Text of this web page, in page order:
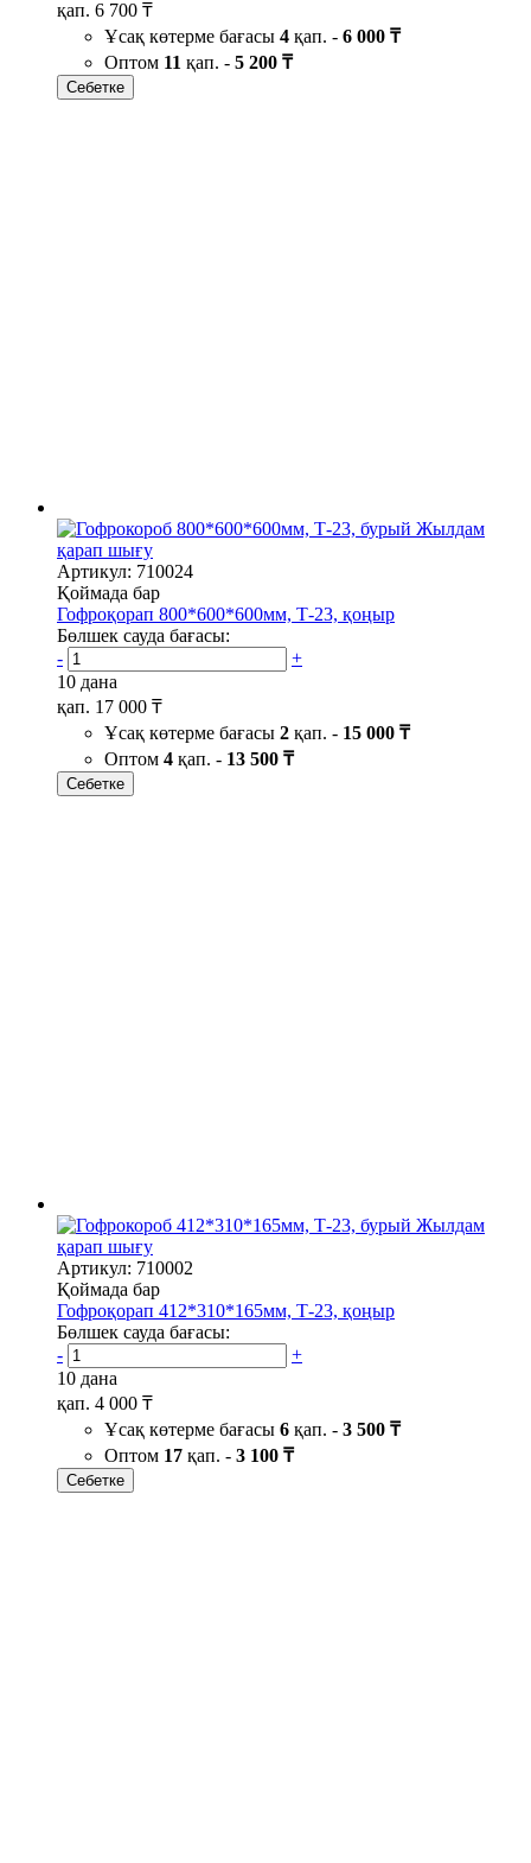
қап. 6 700 ₸
Ұсақ көтерме бағасы 4 қап. - 6 000 ₸
Оптом 11 қап. - 5 200 ₸
Себетке
Жылдам
қарап шығу
Артикул: 710024
Қоймада бар
Гофроқорап 800*600*600мм, Т-23, қоңыр
Бөлшек сауда бағасы:
-
+
10 дана
қап. 17 000 ₸
Ұсақ көтерме бағасы 2 қап. - 15 000 ₸
Оптом 4 қап. - 13 500 ₸
Себетке
Жылдам
қарап шығу
Артикул: 710002
Қоймада бар
Гофроқорап 412*310*165мм, Т-23, қоңыр
Бөлшек сауда бағасы:
-
+
10 дана
қап. 4 000 ₸
Ұсақ көтерме бағасы 6 қап. - 3 500 ₸
Оптом 17 қап. - 3 100 ₸
Себетке